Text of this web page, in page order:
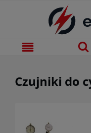
Czujniki do